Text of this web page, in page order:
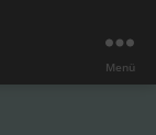
Menü